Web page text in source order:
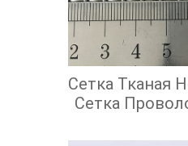
Сетка Тканая
Сетка